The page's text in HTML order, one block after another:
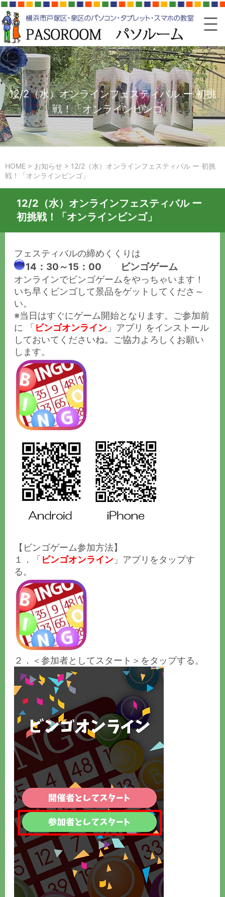
12/2（水）オンラインフェスティバル ー 初挑
戦！「オンラインビンゴ」
HOME > お知らせ > 12/2（水）オンラインフェスティバル ー 初挑
戦！「オンラインビンゴ」
12/2（水）オンラインフェスティバル ー
初挑戦！「オンラインビンゴ」
フェスティバルの締めくくりは
14：30～15：00 ビンゴゲーム
オンラインでビンゴゲームをやっちゃいます！
いち早くビンゴして景品をゲットしてくださ～
い。
※当日はすぐにゲーム開始となります。ご参加前
に 「 ビンゴオンライン 」アプリ をインストール
しておいてくださいね。ご協力よろしくお願い
します。
【ビンゴゲーム参加方法】
１．「 ビンゴオンライン 」アプリをタップす
る。
２．＜参加者としてスタート＞をタップする。